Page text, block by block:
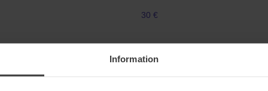
Information
30 €
L'Occitane en Provence